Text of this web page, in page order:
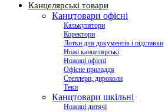
Канцелярські товари
Канцтовари офісні
Калькулятори
Коректори
Лотки для документів і підставки
Ножі канцелярські
Ножиці офісні
Офісне приладдя
Степлери, дироколи
Теки
Канцтовари шкільні
Ножиці дитячі